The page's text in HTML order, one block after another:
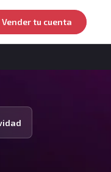
Vender tu cuenta